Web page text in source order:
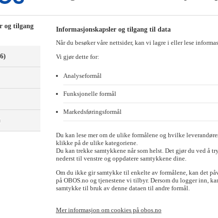
formål, blant annet til tiltak for barn og ungdommer. Foto:
OBOS Jubel. Siden 2016 har OBOS avsatt over 1,3 milliarder
skal bidra til å styrke fritidstilbudet til rundt 300 000
og tilgang
Informasjonskapsler og tilgang til data
Når du besøker våre nettsider, kan vi lagre i eller lese
Vi gjør dette for:
Analyseformål
Funksjonelle formål
Markedsføringsformål
Du kan lese mer om de ulike formålene og hvilke
klikke på de ulike kategoriene.
Du kan trekke samtykkene når som helst. Det gjør du ved å
nederst til venstre og oppdatere samtykkene dine.
Om du ikke gir samtykke til enkelte av formålene, kan det
på OBOS.no og tjenestene vi tilbyr. Dersom du logger inn,
samtykke til bruk av denne dataen til andre formål.
Mer informasjon om cookies på obos.no